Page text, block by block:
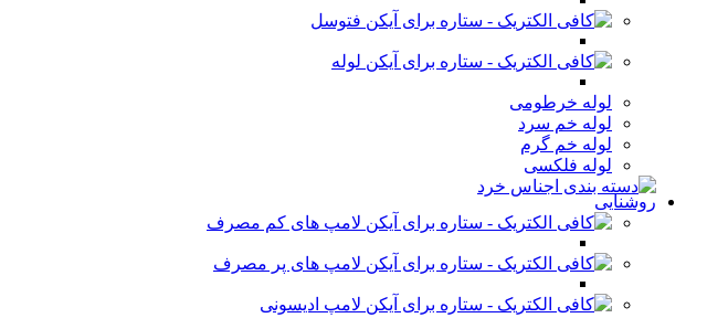
فتوسل
لوله
لوله خرطومی
لوله خم سرد
لوله خم گرم
لوله فلکسی
روشنایی
لامپ های کم مصرف
لامپ های پر مصرف
لامپ ادیسونی